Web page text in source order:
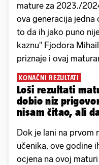
mature za 2023./
ova generacija jedna
to da ih jako puno
kaznu" Fjodora
priznaje i ovaj
KONAČNI REZULTATI
Loši rezultati
dobio niz
nisam čitao, ali
Dok je lani na
učenika, ove godine
ocjena na ovoj